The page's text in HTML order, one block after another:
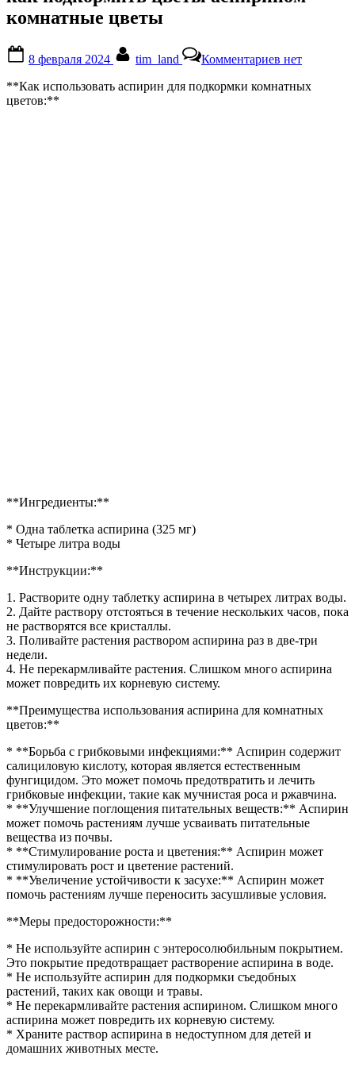
комнатные цветы
on
8 февраля 2024 tim_land Комментариевзаписи
подкормить
нет
**Как использовать аспирин для подкормки комнатных
цветов:**
**Ингредиенты:**
* Одна таблетка аспирина (325 мг)
* Четыре литра воды
**Инструкции:**
1. Растворите одну таблетку аспирина в четырех литрах воды.
2. Дайте раствору отстояться в течение нескольких часов, пока
не растворятся все кристаллы.
3. Поливайте растения раствором аспирина раз в две-три
недели.
4. Не перекармливайте растения. Слишком много аспирина
может повредить их корневую систему.
**Преимущества использования аспирина для комнатных
цветов:**
* **Борьба с грибковыми инфекциями:** Аспирин содержит
салициловую кислоту, которая является естественным
фунгицидом. Это может помочь предотвратить и лечить
грибковые инфекции, такие как мучнистая роса и ржавчина.
* **Улучшение поглощения питательных веществ:** Аспирин
может помочь растениям лучше усваивать питательные
вещества из почвы.
* **Стимулирование роста и цветения:** Аспирин может
стимулировать рост и цветение растений.
* **Увеличение устойчивости к засухе:** Аспирин может
помочь растениям лучше переносить засушливые условия.
**Меры предосторожности:**
* Не используйте аспирин с энтеросолюбильным покрытием.
Это покрытие предотвращает растворение аспирина в воде.
* Не используйте аспирин для подкормки съедобных
растений, таких как овощи и травы.
* Не перекармливайте растения аспирином. Слишком много
аспирина может повредить их корневую систему.
* Храните раствор аспирина в недоступном для детей и
домашних животных месте.